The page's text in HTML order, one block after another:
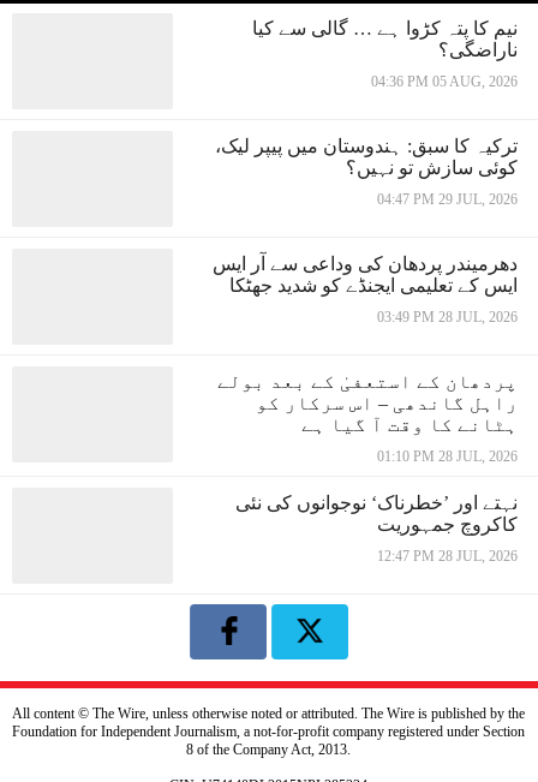
نیم کا پتہ کڑوا ہے … گالی سے کیا
ناراضگی؟
04:36 PM 05 AUG, 2026
ترکیہ کا سبق: ہندوستان میں پیپر لیک،
کوئی سازش تو نہیں؟
04:47 PM 29 JUL, 2026
دھرمیندر پردھان کی وداعی سے آر ایس
ایس کے تعلیمی ایجنڈے کو شدید جھٹکا
03:49 PM 28 JUL, 2026
پردھان کے استعفیٰ کے بعد بولے
راہل گاندھی – اس سرکار کو
ہٹانے کا وقت آ گیا ہے
01:10 PM 28 JUL, 2026
نہتے اور ’خطرناک‘ نوجوانوں کی نئی
کاکروچ جمہوریت
12:47 PM 28 JUL, 2026
All content © The Wire, unless otherwise noted or attributed. The Wire is published by the
Foundation for Independent Journalism, a not-for-profit company registered under Section
8 of the Company Act, 2013.